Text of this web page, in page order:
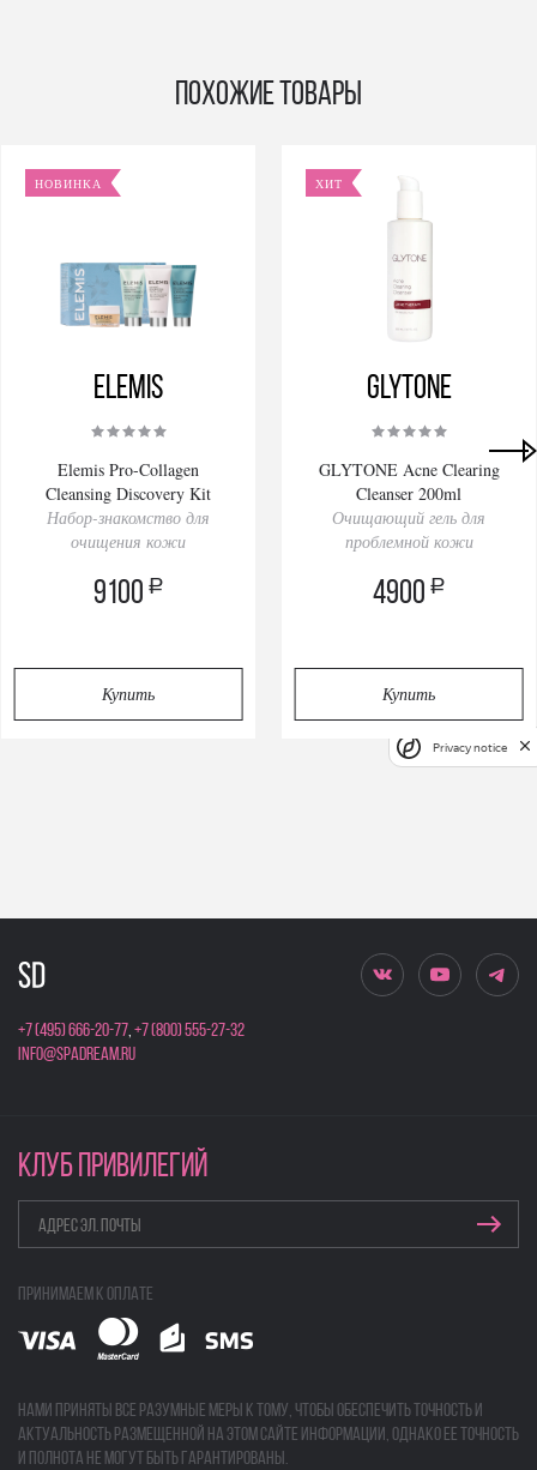
Похожие товары
НОВИНКА
Elemis
Elemis Pro-Collagen
Cleansing Discovery Kit
Набор-знакомство для
очищения кожи
9100 a
Купить
ХИТ
GLYTONE
GLYTONE Acne Clearing
Cleanser 200ml
Очищающий гель для
проблемной кожи
4900 a
Купить
+7 (495) 666-20-77,+7 (800) 555-27-32
info@spadream.ru
КЛУБ ПРИВИЛЕГИЙ
Принимаем к оплате
Нами приняты все разумные меры к тому, чтобы обеспечить точность и
актуальность размещенной на этом сайте информации, однако ее точность
и полнота не могут быть гарантированы.
Privacy notice